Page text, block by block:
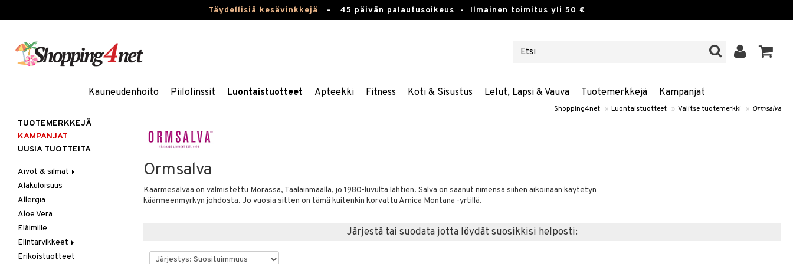
Täydellisiä kesävinkkejä - 45 päivän palautusoikeus - Ilmainen toimitus yli 50 €
Kauneudenhoito Piilolinssit Luontaistuotteet Apteekki Fitness Koti & Sisustus Lelut, Lapsi & Vauva Tuotemerkkejä Kampanjat
Shopping4net » Luontaistuotteet » Valitse tuotemerkki » Ormsalva
Ormsalva
Käärmesalvaa on valmistettu Morassa, Taalainmaalla, jo 1980-luvulta lähtien. Salva on saanut nimensä siihen aikoinaan käytetyn
käärmeenmyrkyn johdosta. Jo vuosia sitten on tämä kuitenkin korvattu Arnica Montana -yrtillä.
Järjestä tai suodata jotta löydät suosikkisi helposti:
TUOTEMERKKEJÄ
KAMPANJAT
UUSIA TUOTTEITA
Aivot & silmät
Muisti
Rasvahapot
Silmät
Alakuloisuus
Allergia
Aloe Vera
Eläimille
Elintarvikkeet
Hedelmät & pähkinät
Erikoistuotteet